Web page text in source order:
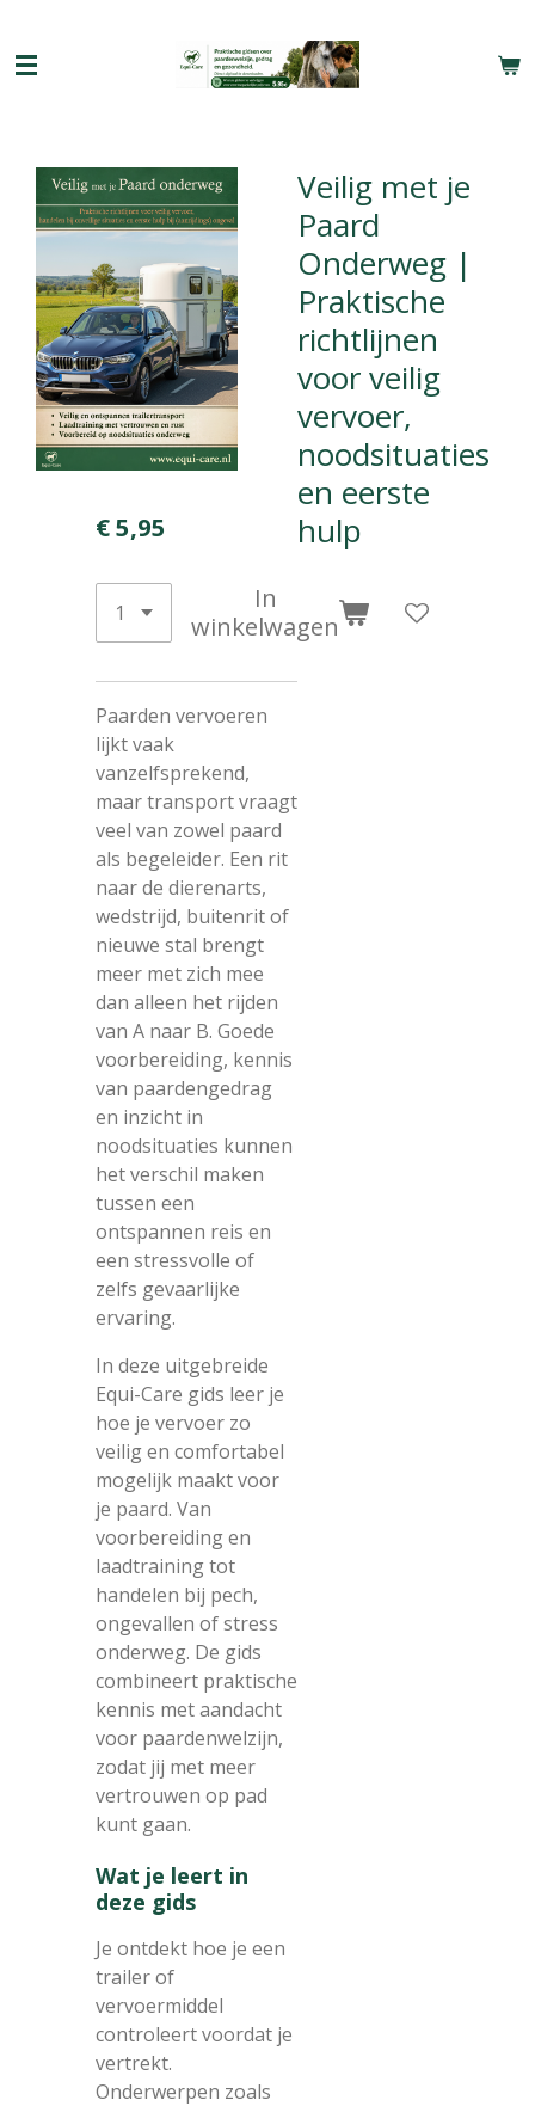
direct
naar
Veilig met je
Paard
Onderweg |
Praktische
richtlijnen
voor veilig
vervoer,
noodsituaties
en eerste
hulp
€ 5,95
In
winkelwagen
Paarden vervoeren
lijkt vaak
vanzelfsprekend,
maar transport vraagt
veel van zowel paard
als begeleider. Een rit
naar de dierenarts,
wedstrijd, buitenrit of
nieuwe stal brengt
meer met zich mee
dan alleen het rijden
van A naar B. Goede
voorbereiding, kennis
van paardengedrag
en inzicht in
noodsituaties kunnen
het verschil maken
tussen een
ontspannen reis en
een stressvolle of
zelfs gevaarlijke
ervaring.
In deze uitgebreide
Equi-Care gids leer je
hoe je vervoer zo
veilig en comfortabel
mogelijk maakt voor
je paard. Van
voorbereiding en
laadtraining tot
handelen bij pech,
ongevallen of stress
onderweg. De gids
combineert praktische
kennis met aandacht
voor paardenwelzijn,
zodat jij met meer
vertrouwen op pad
kunt gaan.
Wat je leert in
deze gids
Je ontdekt hoe je een
trailer of
vervoermiddel
controleert voordat je
vertrekt.
Onderwerpen zoals